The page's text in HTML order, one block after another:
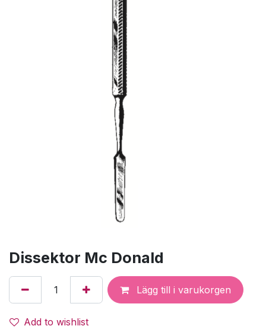
Dissektor Mc Donald
Lägg till i varukorgen
Add to wishlist